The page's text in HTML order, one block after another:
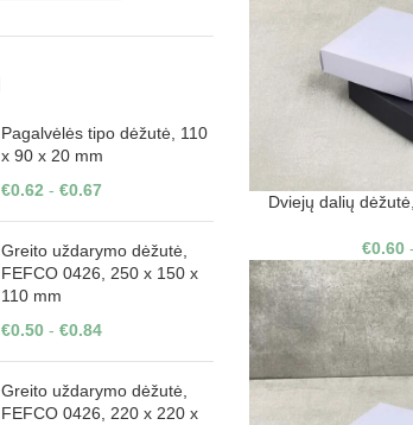
Pagalvėlės tipo dėžutė, 110
x 90 x 20 mm
€0.62 - €0.67
Greito uždarymo dėžutė,
FEFCO 0426, 250 x 150 x
110 mm
€0.50 - €0.84
Greito uždarymo dėžutė,
FEFCO 0426, 220 x 220 x
Dviejų dalių
€0.60-